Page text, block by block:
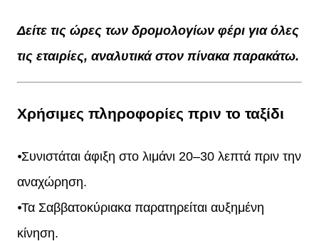
Δείτε τις ώρες των δρομολογίων φέρι για όλες
τις εταιρίες, αναλυτικά στον πίνακα παρακάτω.
Χρήσιμες πληροφορίες πριν το ταξίδι
⦁Συνιστάται άφιξη στο λιμάνι 20–30 λεπτά πριν την
αναχώρηση.
⦁Τα Σαββατοκύριακα παρατηρείται αυξημένη
κίνηση.